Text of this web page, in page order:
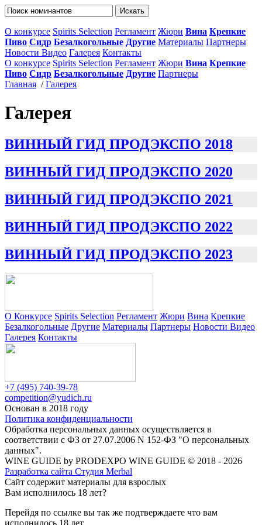
О конкурсе Spirits Selection Регламент Жюри Вина Крепкие
Пиво Сидр Безалкогольные Другие Материалы Партнеры
Новости Видео Галерея Контакты
О конкурсе Spirits Selection Регламент Жюри Вина Крепкие
Пиво Сидр Безалкогольные Другие Партнеры
Главная /Галерея
Галерея
ВИННЫЙ ГИД ПРОДЭКСПО 2018
ВИННЫЙ ГИД ПРОДЭКСПО 2020
ВИННЫЙ ГИД ПРОДЭКСПО 2021
ВИННЫЙ ГИД ПРОДЭКСПО 2022
ВИННЫЙ ГИД ПРОДЭКСПО 2023
О Конкурсе Spirits Selection Регламент Жюри Вина Крепкие
Безалкогольные Другие Материалы Партнеры Новости Видео
Галерея Контакты
+7 (495) 740-39-78
competition@yudich.ru
Основан в 2018 году
Политика конфиденциальности
Обработка персональных данных осуществляется в
соответствии с ФЗ от 27.07.2006 N 152-ФЗ "О персональных
данных".
WINE GUIDE by PRODEXPO WINE GUIDE © 2018 - 2026
Разработка сайта Студия Merbal
Сайт содержит материалы для взрослых
Вам исполнилось 18 лет?
Перейдя по ссылке вы так же подтверждаете что вам